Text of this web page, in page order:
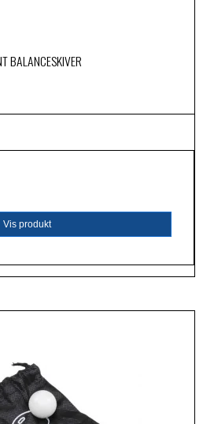
BALANCESKIVER
Vis produkt